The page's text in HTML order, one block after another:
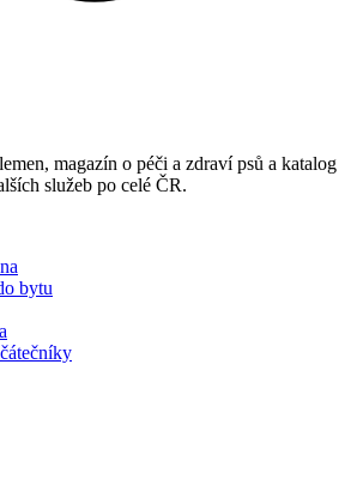
magazín o péči a zdraví psů a katalog
služeb po celé ČR.
bytu